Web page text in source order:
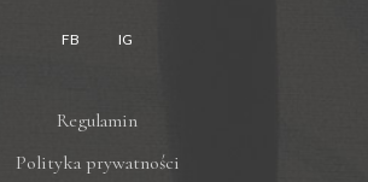
FB IG
Regulamin
Polityka prywatności